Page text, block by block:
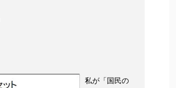
私が「国民の